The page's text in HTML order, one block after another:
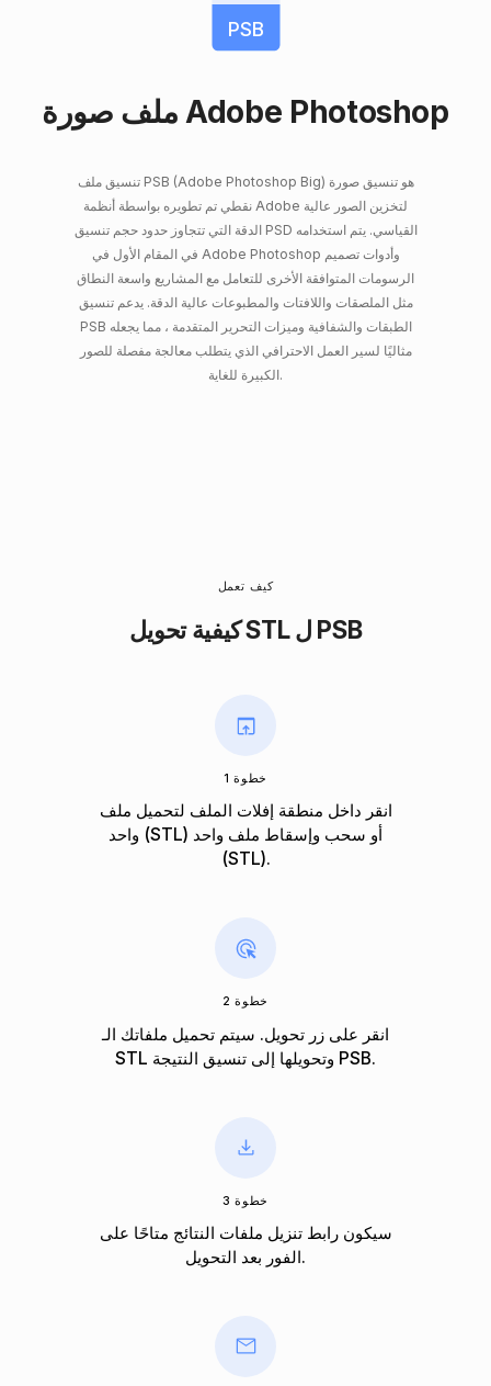
PSB
ملف صورة Adobe Photoshop
تنسيق ملف PSB (Adobe Photoshop Big) هو تنسيق صورة
نقطي تم تطويره بواسطة أنظمة Adobe لتخزين الصور عالية
الدقة التي تتجاوز حدود حجم تنسيق PSD القياسي. يتم استخدامه
في المقام الأول في Adobe Photoshop وأدوات تصميم
الرسومات المتوافقة الأخرى للتعامل مع المشاريع واسعة النطاق
مثل الملصقات واللافتات والمطبوعات عالية الدقة. يدعم تنسيق
PSB الطبقات والشفافية وميزات التحرير المتقدمة ، مما يجعله
مثاليًا لسير العمل الاحترافي الذي يتطلب معالجة مفصلة للصور
الكبيرة للغاية.
كيف تعمل
كيفية تحويل STL ل PSB
خطوة 1
انقر داخل منطقة إفلات الملف لتحميل ملف
واحد (STL) أو سحب وإسقاط ملف واحد
(STL).
خطوة 2
انقر على زر تحويل. سيتم تحميل ملفاتك الـ
STL وتحويلها إلى تنسيق النتيجة PSB.
خطوة 3
سيكون رابط تنزيل ملفات النتائج متاحًا على
الفور بعد التحويل.